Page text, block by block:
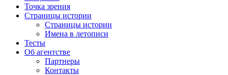
Точка зрения
Страницы истории
Страницы истории
Имена в летописи
Тесты
Об агентстве
Партнеры
Контакты